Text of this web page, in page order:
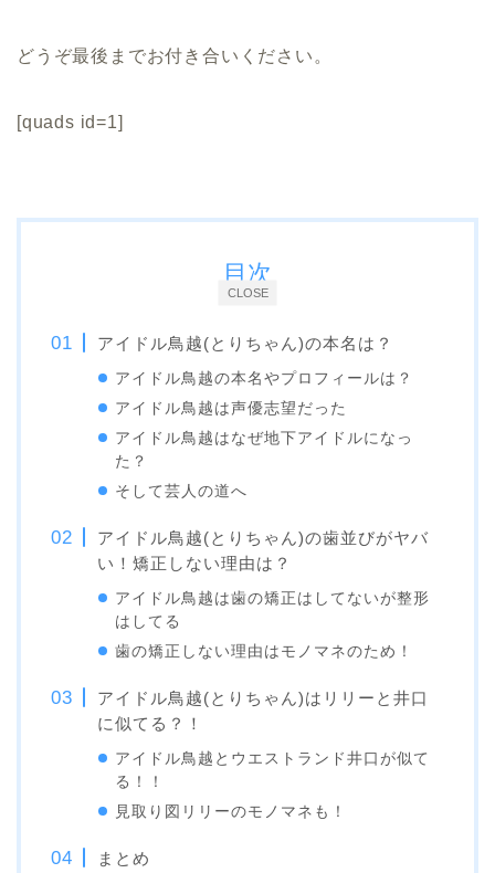
どうぞ最後までお付き合いください。
[quads id=1]
CLOSE
目次
アイドル鳥越(とりちゃん)の本名は？
アイドル鳥越の本名やプロフィールは？
アイドル鳥越は声優志望だった
アイドル鳥越はなぜ地下アイドルになっ
た？
そして芸人の道へ
アイドル鳥越(とりちゃん)の歯並びがヤバ
い！矯正しない理由は？
アイドル鳥越は歯の矯正はしてないが整形
はしてる
歯の矯正しない理由はモノマネのため！
アイドル鳥越(とりちゃん)はリリーと井口
に似てる？！
アイドル鳥越とウエストランド井口が似て
る！！
見取り図リリーのモノマネも！
まとめ